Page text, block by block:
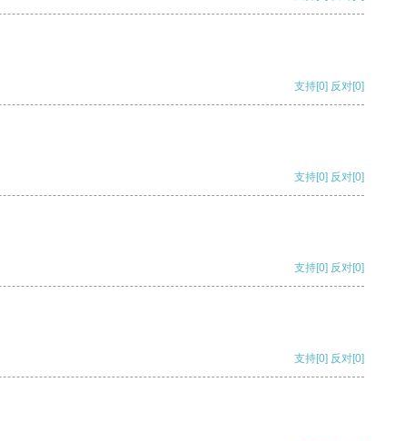
支持[0] 反对[0]
支持[0] 反对[0]
支持[0] 反对[0]
支持[0] 反对[0]